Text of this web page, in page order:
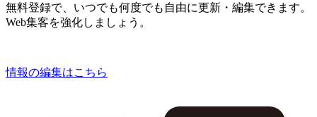
無料登録で、いつでも何度でも自由に更新・編集できます。
Web集客を強化しましょう。
情報の編集はこちら